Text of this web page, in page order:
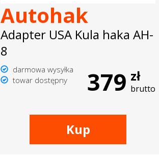
Autohak
Adapter USA Kula haka AH-
8
darmowa wysyłka
towar dostępny
379 zł
brutto
Kup